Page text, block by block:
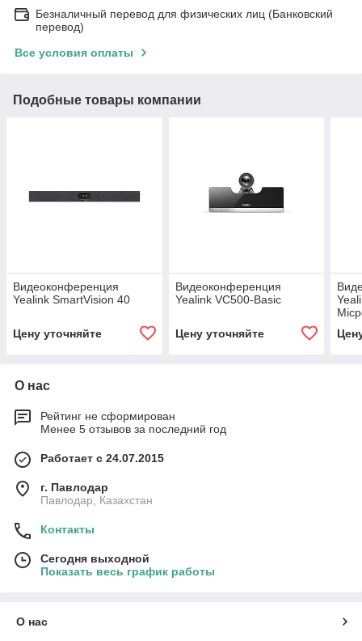
Безналичный перевод для физических лиц (Банковский
перевод)
Все условия оплаты
Подобные товары компании
Видеоконференция
Yealink SmartVision 40
Цену уточняйте
Видеоконференция
Yealink VC500-Basic
Цену уточняйте
О нас
Рейтинг не сформирован
Менее 5 отзывов за последний год
Работает с 24.07.2015
г. Павлодар
Павлодар, Казахстан
Контакты
Сегодня выходной
Показать весь график работы
О нас